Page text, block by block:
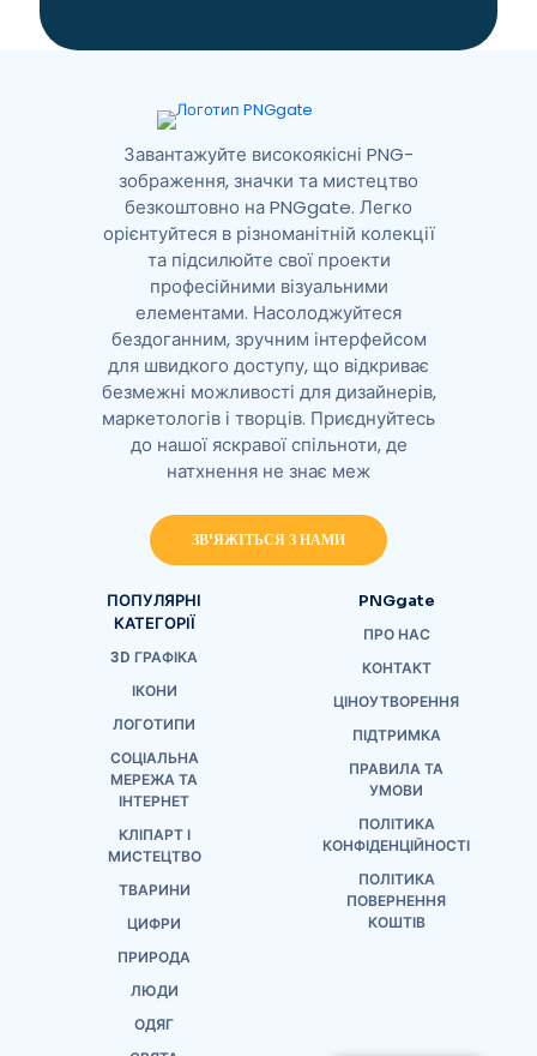
Завантажуйте високоякісні PNG-
зображення, значки та мистецтво
безкоштовно на PNGgate. Легко
орієнтуйтеся в різноманітній колекції
та підсилюйте свої проекти
професійними візуальними
елементами. Насолоджуйтеся
бездоганним, зручним інтерфейсом
для швидкого доступу, що відкриває
безмежні можливості для дизайнерів,
маркетологів і творців. Приєднуйтесь
до нашої яскравої спільноти, де
натхнення не знає меж
ЗВ'ЯЖІТЬСЯ З НАМИ
ПОПУЛЯРНІ
КАТЕГОРІЇ
3D ГРАФІКА
ІКОНИ
ЛОГОТИПИ
СОЦІАЛЬНА
МЕРЕЖА ТА
ІНТЕРНЕТ
КЛІПАРТ І
МИСТЕЦТВО
ТВАРИНИ
ЦИФРИ
ПРИРОДА
ЛЮДИ
ОДЯГ
PNGgate
ПРО НАС
КОНТАКТ
ЦІНОУТВОРЕННЯ
ПІДТРИМКА
ПРАВИЛА ТА
УМОВИ
ПОЛІТИКА
КОНФІДЕНЦІЙНОСТІ
ПОЛІТИКА
ПОВЕРНЕННЯ
КОШТІВ